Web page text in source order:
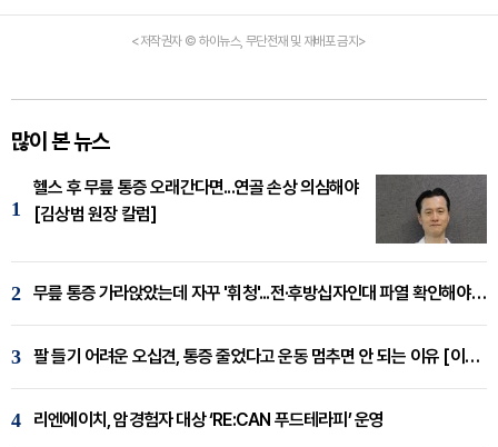
<저작권자 © 하이뉴스, 무단전재 및 재배포 금지>
많이 본 뉴스
1
헬스 후 무릎 통증 오래간다면...연골 손상 의심해야
[김상범 원장 칼럼]
2 무릎 통증 가라앉았는데 자꾸 '휘청'...전·후방십자인대 파열 확인해야 [곽우경 원장 칼럼]
3 팔 들기 어려운 오십견, 통증 줄었다고 운동 멈추면 안 되는 이유 [이병욱 원장 칼럼]
4 리엔에이치, 암경험자 대상 ‘RE:CAN 푸드테라피’ 운영